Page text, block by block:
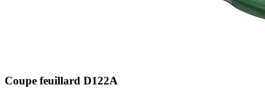
Coupe feuillard D122A